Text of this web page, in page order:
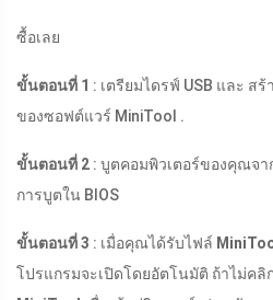
ซื้อเลย
ขั้นตอนที่ 1 : เตรียมไดรฟ์ USB และ ส
ของซอฟต์แวร์ MiniTool .
ขั้นตอนที่ 2 : บูตคอมพิวเตอร์ของคุณจ
การบูตใน BIOS
ขั้นตอนที่ 3 : เมื่อคุณได้รับไฟล์
โปรแกรมจะเปิดโดยอัตโนมัติ ถ้าไม่คลิ